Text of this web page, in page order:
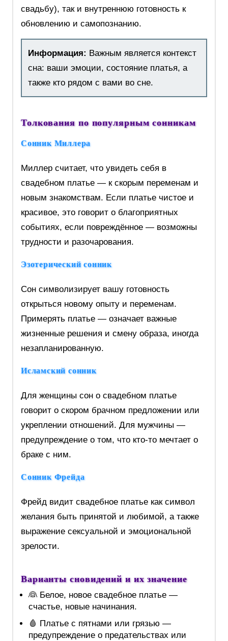
свадьбу), так и внутреннюю готовность к
обновлению и самопознанию.
Информация: Важным является контекст
сна: ваши эмоции, состояние платья, а
также кто рядом с вами во сне.
Толкования по популярным сонникам
Сонник Миллера
Миллер считает, что увидеть себя в
свадебном платье — к скорым переменам и
новым знакомствам. Если платье чистое и
красивое, это говорит о благоприятных
событиях, если повреждённое — возможны
трудности и разочарования.
Эзотерический сонник
Сон символизирует вашу готовность
открыться новому опыту и переменам.
Примерять платье — означает важные
жизненные решения и смену образа, иногда
незапланированную.
Исламский сонник
Для женщины сон о свадебном платье
говорит о скором брачном предложении или
укреплении отношений. Для мужчины —
предупреждение о том, что кто-то мечтает о
браке с ним.
Сонник Фрейда
Фрейд видит свадебное платье как символ
желания быть принятой и любимой, а также
выражение сексуальной и эмоциональной
зрелости.
Варианты сновидений и их значение
👰 Белое, новое свадебное платье —
счастье, новые начинания.
🩸 Платье с пятнами или грязью —
предупреждение о предательствах или